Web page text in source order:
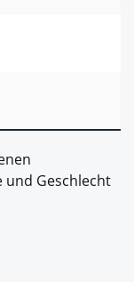
und Geschlecht